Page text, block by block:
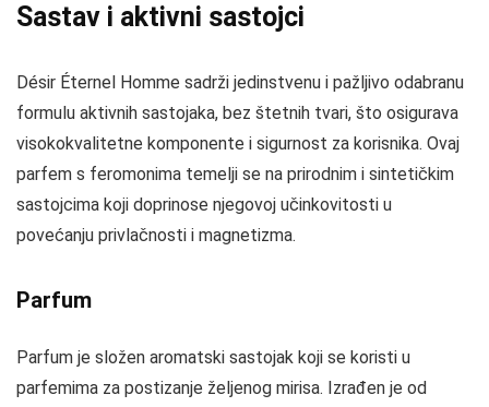
Sastav i aktivni sastojci
Désir Éternel Homme sadrži jedinstvenu i pažljivo odabranu
formulu aktivnih sastojaka, bez štetnih tvari, što osigurava
visokokvalitetne komponente i sigurnost za korisnika. Ovaj
parfem s feromonima temelji se na prirodnim i sintetičkim
sastojcima koji doprinose njegovoj učinkovitosti u
povećanju privlačnosti i magnetizma.
Parfum
Parfum je složen aromatski sastojak koji se koristi u
parfemima za postizanje željenog mirisa. Izrađen je od